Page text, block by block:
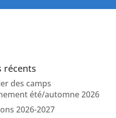
récents
des camps
été/automne 2026
2026-2027